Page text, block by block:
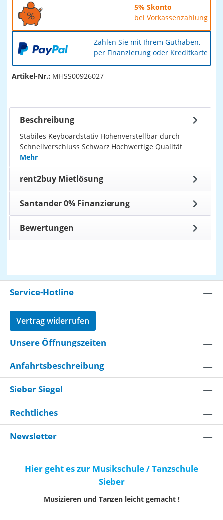
5% Skonto
bei Vorkassenzahlung
Zahlen Sie mit Ihrem Guthaben,
per Finanzierung oder Kreditkarte
Artikel-Nr.: MHSS00926027
Beschreibung
Stabiles Keyboardstativ Höhenverstellbar durch
Schnellverschluss Schwarz Hochwertige Qualität
Mehr
rent2buy Mietlösung
Santander 0% Finanzierung
Bewertungen
Service-Hotline
Vertrag widerrufen
Unsere Öffnungszeiten
Anfahrtsbeschreibung
Sieber Siegel
Rechtliches
Newsletter
Hier geht es zur Musikschule / Tanzschule
Sieber
Musizieren und Tanzen leicht gemacht !